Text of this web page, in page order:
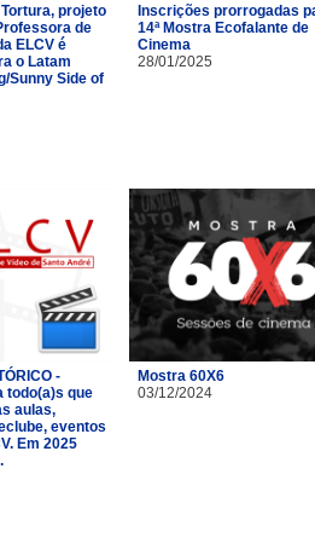
projeto
de
ELCV é
o Latam
Sunny Side of
Inscrições prorrogadas
14ª Mostra Ecofalante de
Cinema
28/01/2025
-
todo(a)s que
aulas,
eventos
Em 2025
Mostra 60X6
03/12/2024